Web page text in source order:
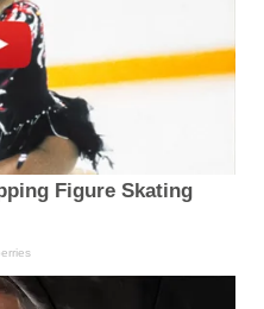
Figure Skating